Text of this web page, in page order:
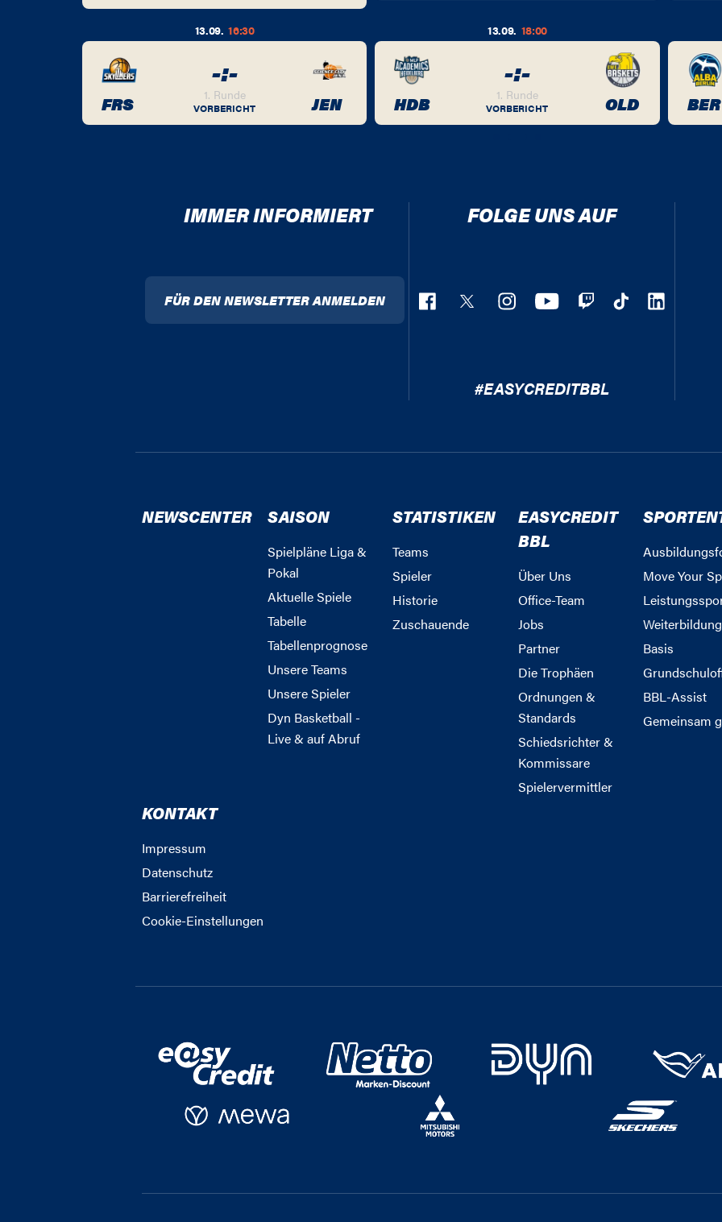
13.09. 16:30
FRS
-:-
1. Runde
VORBERICHT JEN
13.09. 18:00
HDB
-:-
1. Runde
VORBERICHT OLD BER
IMMER INFORMIERT
FÜR DEN NEWSLETTER ANMELDEN
FOLGE UNS AUF
#EASYCREDITBBL
NEWSCENTER SAISON
Spielpläne Liga &
Pokal
Aktuelle Spiele
Tabelle
Tabellenprognose
Unsere Teams
Unsere Spieler
Dyn Basketball -
Live & auf Abruf
STATISTIKEN
Teams
Spieler
Historie
Zuschauende
EASYCREDIT
BBL
Über Uns
Office-Team
Jobs
Partner
Die Trophäen
Ordnungen &
Standards
Schiedsrichter &
Kommissare
Spielervermittler
Move Your
Weiterbildung
Basis
BBL-Assist
Gemeinsam
KONTAKT
Impressum
Datenschutz
Barrierefreiheit
Cookie-Einstellungen